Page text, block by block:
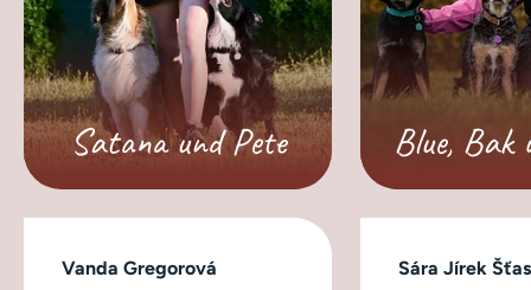
Satana und Pete
Vanda Gregorová
Blue, Bak
Sára Jírek